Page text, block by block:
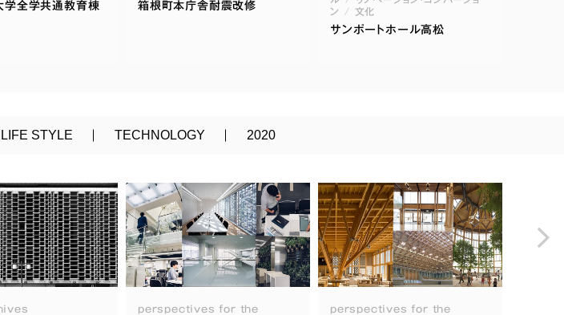
学全学共通教育棟 箱根町本庁舎耐震改修
ン
文化
サンポートホール高松
LIFE STYLE TECHNOLOGY 2020
perspectives for the
perspectives for the